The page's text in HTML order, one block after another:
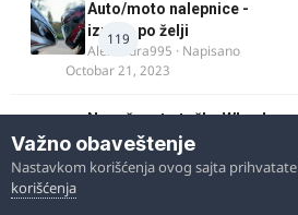
119
Auto/moto nalepnice -
izrada po želji
Alexandra995 · Napisano
Octobar 21, 2023
181
Nosač moto točka Wheel
chock motorcycles
blacksmith· NapisanoOctobar
17, 2018
Važno obaveštenje
Nastavkom korišćenja ovog sajta prihvatate
korišćenja